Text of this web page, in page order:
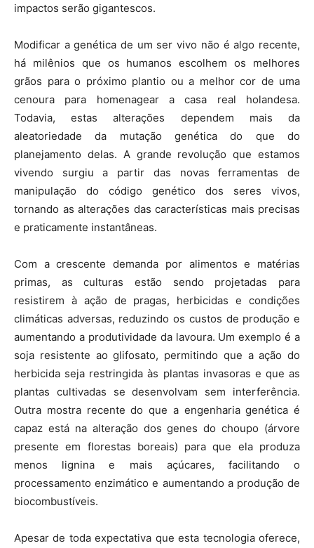
impactos serão gigantescos.
Modificar a genética de um ser vivo não é algo recente,
há milênios que os humanos escolhem os melhores
grãos para o próximo plantio ou a melhor cor de uma
cenoura para homenagear a casa real holandesa.
Todavia, estas alterações dependem mais da
aleatoriedade da mutação genética do que do
planejamento delas. A grande revolução que estamos
vivendo surgiu a partir das novas ferramentas de
manipulação do código genético dos seres vivos,
tornando as alterações das características mais precisas
e praticamente instantâneas.
Com a crescente demanda por alimentos e matérias
primas, as culturas estão sendo projetadas para
resistirem à ação de pragas, herbicidas e condições
climáticas adversas, reduzindo os custos de produção e
aumentando a produtividade da lavoura. Um exemplo é a
soja resistente ao glifosato, permitindo que a ação do
herbicida seja restringida às plantas invasoras e que as
plantas cultivadas se desenvolvam sem interferência.
Outra mostra recente do que a engenharia genética é
capaz está na alteração dos genes do choupo (árvore
presente em florestas boreais) para que ela produza
menos lignina e mais açúcares, facilitando o
processamento enzimático e aumentando a produção de
biocombustíveis.
Apesar de toda expectativa que esta tecnologia oferece,